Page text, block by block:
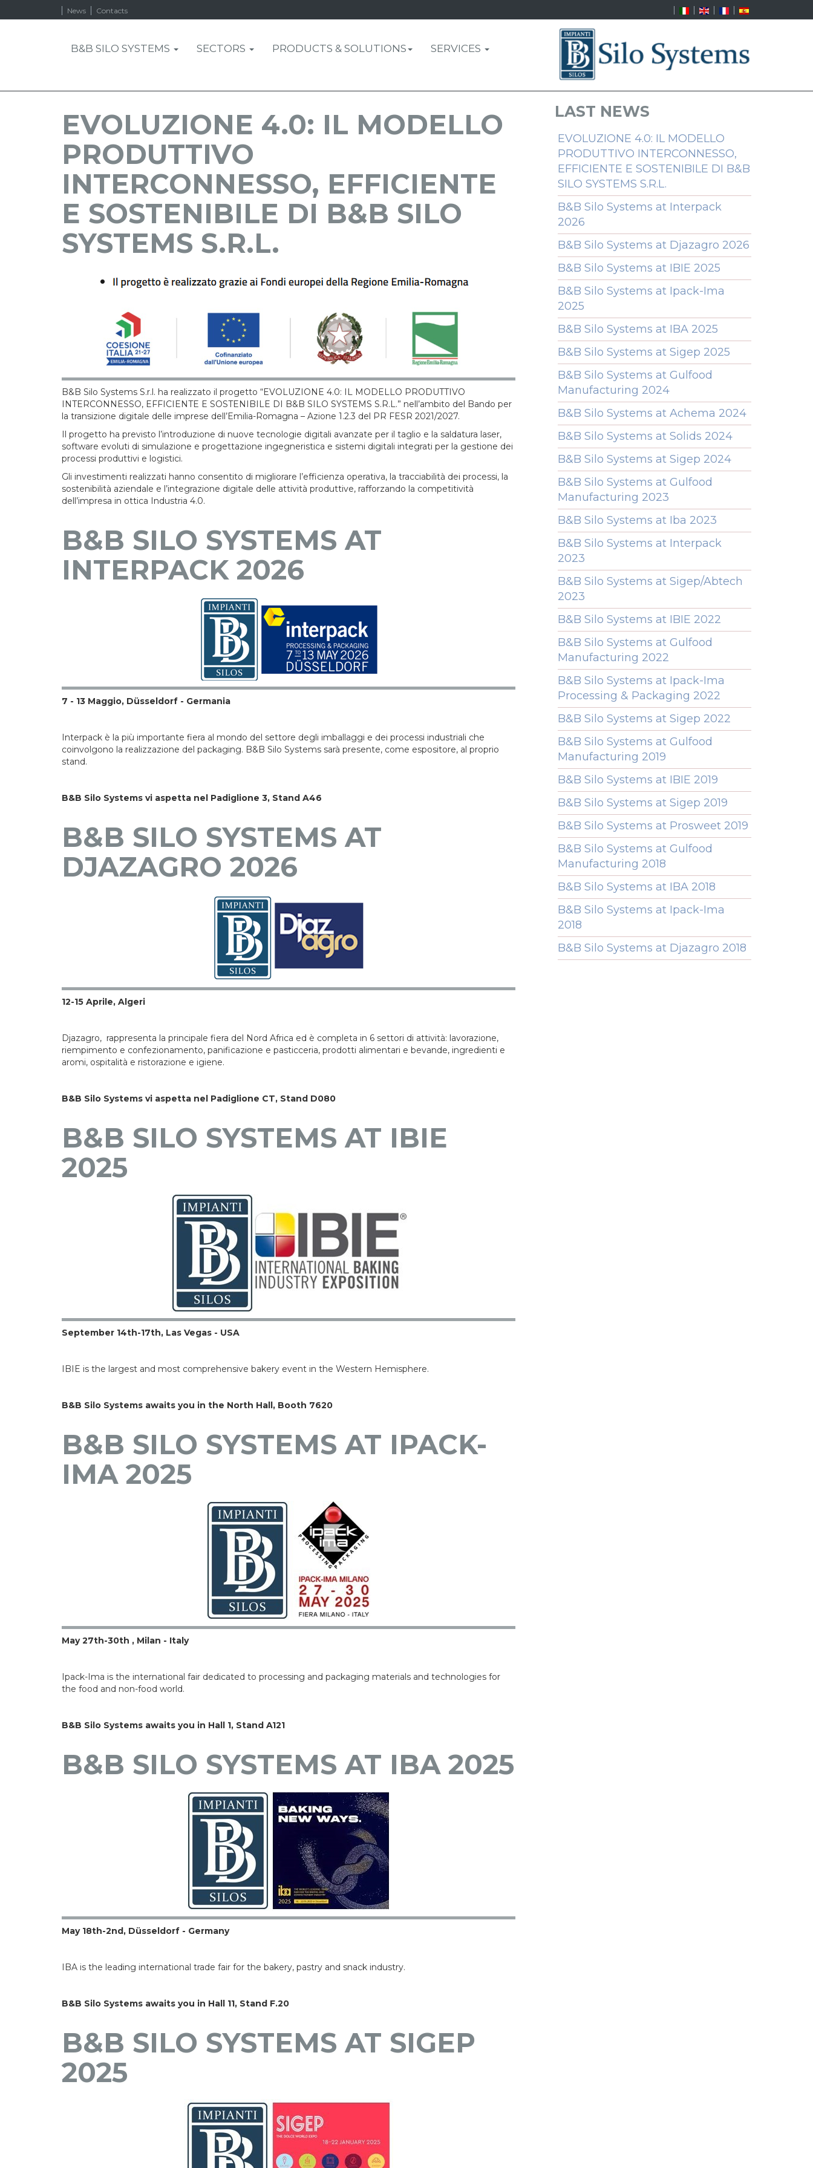
News Contacts
B&B SILO SYSTEMS SECTORS PRODUCTS & SOLUTIONS SERVICES
EVOLUZIONE 4.0: IL MODELLO
PRODUTTIVO
INTERCONNESSO, EFFICIENTE
E SOSTENIBILE DI B&B SILO
SYSTEMS S.R.L.
B&B Silo Systems S.r.l. ha realizzato il progetto “EVOLUZIONE 4.0: IL MODELLO PRODUTTIVO
INTERCONNESSO, EFFICIENTE E SOSTENIBILE DI B&B SILO SYSTEMS S.R.L.” nell’ambito del Bando per
la transizione digitale delle imprese dell’Emilia-Romagna – Azione 1.2.3 del PR FESR 2021/2027.
Il progetto ha previsto l’introduzione di nuove tecnologie digitali avanzate per il taglio e la saldatura laser,
software evoluti di simulazione e progettazione ingegneristica e sistemi digitali integrati per la gestione dei
processi produttivi e logistici.
Gli investimenti realizzati hanno consentito di migliorare l’efficienza operativa, la tracciabilità dei processi, la
sostenibilità aziendale e l’integrazione digitale delle attività produttive, rafforzando la competitività
dell’impresa in ottica Industria 4.0.
B&B SILO SYSTEMS AT
INTERPACK 2026
7 - 13 Maggio, Düsseldorf - Germania
Interpack è la più importante fiera al mondo del settore degli imballaggi e dei processi industriali che
coinvolgono la realizzazione del packaging. B&B Silo Systems sarà presente, come espositore, al proprio
stand.
B&B Silo Systems vi aspetta nel Padiglione 3, Stand A46
B&B SILO SYSTEMS AT
DJAZAGRO 2026
12-15 Aprile, Algeri
Djazagro, rappresenta la principale fiera del Nord Africa ed è completa in 6 settori di attività: lavorazione,
riempimento e confezionamento, panificazione e pasticceria, prodotti alimentari e bevande, ingredienti e
aromi, ospitalità e ristorazione e igiene.
B&B Silo Systems vi aspetta nel Padiglione CT, Stand D080
B&B SILO SYSTEMS AT IBIE
2025
September 14th-17th, Las Vegas - USA
IBIE is the largest and most comprehensive bakery event in the Western Hemisphere.
B&B Silo Systems awaits you in the North Hall, Booth 7620
B&B SILO SYSTEMS AT IPACK-
IMA 2025
May 27th-30th , Milan - Italy
Ipack-Ima is the international fair dedicated to processing and packaging materials and technologies for
the food and non-food world.
B&B Silo Systems awaits you in Hall 1, Stand A121
B&B SILO SYSTEMS AT IBA 2025
May 18th-2nd, Düsseldorf - Germany
IBA is the leading international trade fair for the bakery, pastry and snack industry.
B&B Silo Systems awaits you in Hall 11, Stand F.20
B&B SILO SYSTEMS AT SIGEP
2025
LAST NEWS
EVOLUZIONE 4.0: IL MODELLO
PRODUTTIVO INTERCONNESSO,
EFFICIENTE E SOSTENIBILE DI B&B
SILO SYSTEMS S.R.L.
B&B Silo Systems at Interpack
2026
B&B Silo Systems at Djazagro 2026
B&B Silo Systems at IBIE 2025
B&B Silo Systems at Ipack-Ima
2025
B&B Silo Systems at IBA 2025
B&B Silo Systems at Sigep 2025
B&B Silo Systems at Gulfood
Manufacturing 2024
B&B Silo Systems at Achema 2024
B&B Silo Systems at Solids 2024
B&B Silo Systems at Sigep 2024
B&B Silo Systems at Gulfood
Manufacturing 2023
B&B Silo Systems at Iba 2023
B&B Silo Systems at Interpack
2023
B&B Silo Systems at Sigep/Abtech
2023
B&B Silo Systems at IBIE 2022
B&B Silo Systems at Gulfood
Manufacturing 2022
B&B Silo Systems at Ipack-Ima
Processing & Packaging 2022
B&B Silo Systems at Sigep 2022
B&B Silo Systems at Gulfood
Manufacturing 2019
B&B Silo Systems at IBIE 2019
B&B Silo Systems at Sigep 2019
B&B Silo Systems at Prosweet 2019
B&B Silo Systems at Gulfood
Manufacturing 2018
B&B Silo Systems at IBA 2018
B&B Silo Systems at Ipack-Ima
2018
B&B Silo Systems at Djazagro 2018